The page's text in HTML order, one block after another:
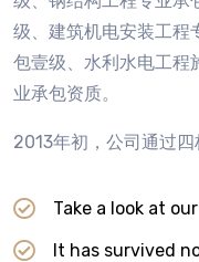
级、建筑机电安装工程
包壹级、水利水电工程
业承包资质。
2013年初，公司通过四
Take a look at
It has survived